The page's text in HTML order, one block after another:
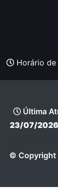
Horário de
Última
23/07/
© Copyright